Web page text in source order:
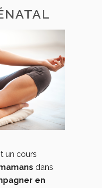
un cours
dans
en